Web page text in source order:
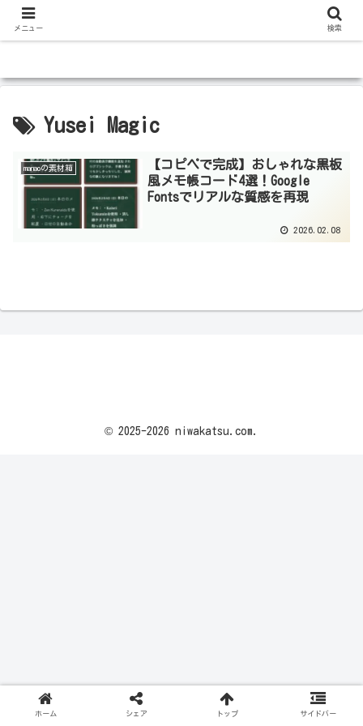
Yusei Magic
manaoの素材箱
【コピペで完成】おしゃれな黒板
風メモ帳コード4選！Google
Fontsでリアルな質感を再現
2026.02.08
© 2025-2026 niwakatsu.com.
メニュー 検索
ホーム シェア トップ サイドバー